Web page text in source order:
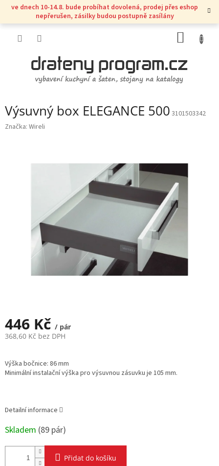
Přejít
obsah
ve dnech 10-14.8. bude probíhat dovolená, prodej přes eshop
nepřerušen, zásilky budou postupně zasílány
KOŠÍK
Výsuvný box ELEGANCE 500 3101503342
Značka: Wireli
446 Kč / pár
368,60 Kč bez DPH
cena:
Výška bočnice: 86 mm
Minimální instalační výška pro výsuvnou zásuvku je 105 mm.
Detailní informace
Skladem (89 pár)
Přidat do košíku